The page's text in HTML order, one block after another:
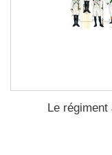
Le régiment